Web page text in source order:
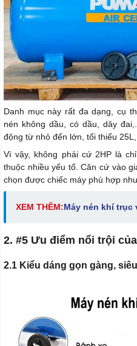
Danh mục này rất đa dạng, cụ
nén không dầu, có dầu, dây
động từ nhỏ đến lớn, tối thiểu
Vì vậy, không phải cứ 2HP là
thuộc nhiều yếu tố. Căn cứ vào
chọn được chiếc máy phù hợp nhu
XEM THÊM:Máy nén khí trục
2. #5 Ưu điểm nổi trội
2.1 Kiểu dáng gọn gàng,